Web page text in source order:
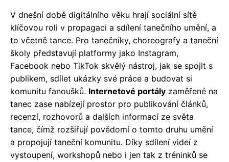
V dnešní době digitálního věku hrají sociální sítě
klíčovou roli v propagaci a sdílení tanečního umění, a
to včetně tance. Pro tanečníky, choreografy a taneční
školy představují platformy jako Instagram,
Facebook nebo TikTok skvělý nástroj, jak se spojit s
publikem, sdílet ukázky své práce a budovat si
komunitu fanoušků. Internetové portály zaměřené na
tanec zase nabízejí prostor pro publikování článků,
recenzí, rozhovorů a dalších informací ze světa
tance, čímž rozšiřují povědomí o tomto druhu umění
a propojují taneční komunitu. Díky sdílení videí z
vystoupení, workshopů nebo i jen tak z tréninků se